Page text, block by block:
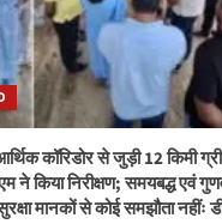
कॉरिडोर से जुड़ी 12 किमी
ने किया निरीक्षण; समयबद्ध एवं
मानकों से कोई समझौता नहींः